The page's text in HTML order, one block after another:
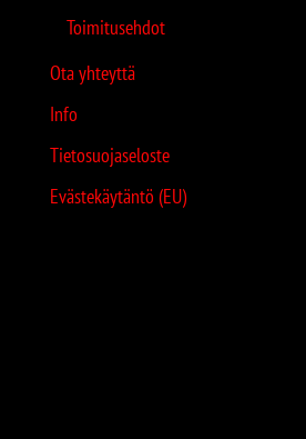
Toimitusehdot
Ota yhteyttä
Info
Tietosuojaseloste
Evästekäytäntö (EU)